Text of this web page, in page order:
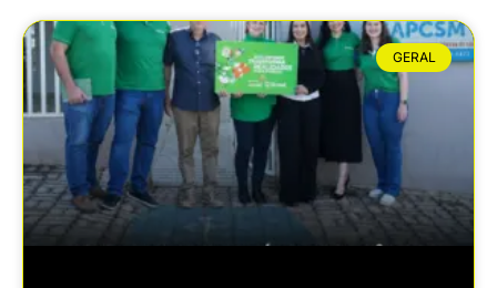
GERAL